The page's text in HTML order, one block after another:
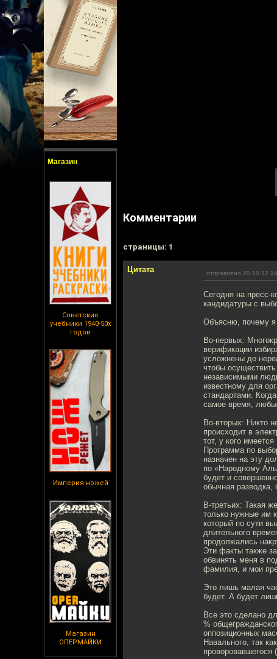
Магазин
Советские
учебники 1940-50х
годов
Империя ножей
Магазин
ОПЕРМАЙКИ
Комментарии
cтраницы: 1
Цитата отправлено 20.10.12
Сегодня на пресс-
кандидатуры с
Объясню, почему я
Во-первых:
верификации
усложнены до
чтобы
независимыми
известному для
стандартами.
самое время,
Во-вторых: Никто
происходит в
тот, у кого
Программа по
назначен на эту
по «Народному
будет и
обычная разводка,
В-третьих: Такая
только нужные им
который по сути
длительного
продолжались
Эти факты также
обвинять меня в
фамилия, и мои
Это лишь малая
будет. А будет
Все это сделано
%
оппозиционных
Навального, так
проворовавшегося